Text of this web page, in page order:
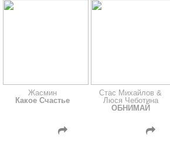
Жасмин
Какое Счастье
Стас Михайлов &
Люся Чеботина
ОБНИМАЙ